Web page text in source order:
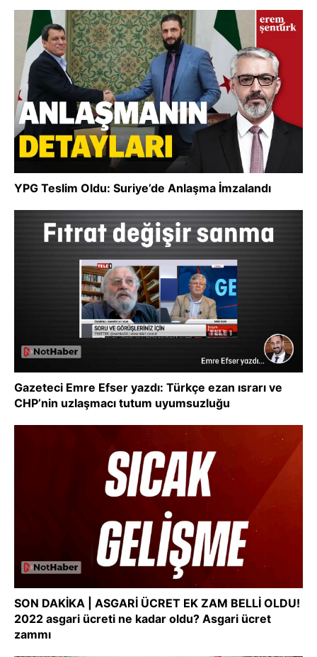
YPG Teslim Oldu: Suriye’de Anlaşma İmzalandı
Gazeteci Emre Efser yazdı: Türkçe ezan ısrarı ve
CHP’nin uzlaşmacı tutum uyumsuzluğu
SON DAKİKA | ASGARİ ÜCRET EK ZAM BELLİ OLDU!
2022 asgari ücreti ne kadar oldu? Asgari ücret
zammı